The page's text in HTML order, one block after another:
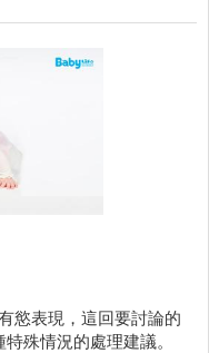
慾表現，這回要討論的
殊情況的處理建議。